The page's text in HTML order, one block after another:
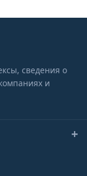
сведения о
и